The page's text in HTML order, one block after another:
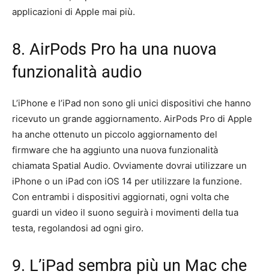
applicazioni di Apple mai più.
8. AirPods Pro ha una nuova
funzionalità audio
L’iPhone e l’iPad non sono gli unici dispositivi che hanno
ricevuto un grande aggiornamento. AirPods Pro di Apple
ha anche ottenuto un piccolo aggiornamento del
firmware che ha aggiunto una nuova funzionalità
chiamata Spatial Audio. Ovviamente dovrai utilizzare un
iPhone o un iPad con iOS 14 per utilizzare la funzione.
Con entrambi i dispositivi aggiornati, ogni volta che
guardi un video il suono seguirà i movimenti della tua
testa, regolandosi ad ogni giro.
9. L’iPad sembra più un Mac che